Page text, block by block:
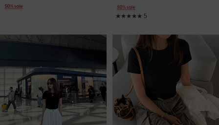
★★★★★ 5